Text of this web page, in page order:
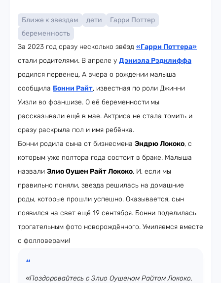
Ближе к звездам дети
Гарри Поттер
беременность
За 2023 год сразу несколько звёзд «Гарри Поттера»
стали родителями. В апреле у Дэниэла Рэдклиффа
родился первенец. А вчера о рождении малыша
сообщила Бонни Райт, известная по роли Джинни
Уизли во франшизе. О её беременности мы
рассказывали ещё в мае. Актриса не стала томить и
сразу раскрыла пол и имя ребёнка.
Бонни родила сына от бизнесмена Эндрю Лококо, с
которым уже полтора года состоит в браке. Малыша
назвали Элио Оушен Райт Лококо. И, если мы
правильно поняли, звезда решилась на домашние
роды, которые прошли успешно. Оказывается, сын
появился на свет ещё 19 сентября. Бонни поделилась
трогательным фото новорождённого. Умиляемся вместе
с фолловерами!
«Поздоровайтесь с Элио Оушеном Райтом Лококо,